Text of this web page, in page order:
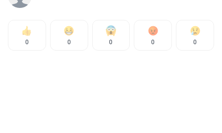
0 0 0 0 0